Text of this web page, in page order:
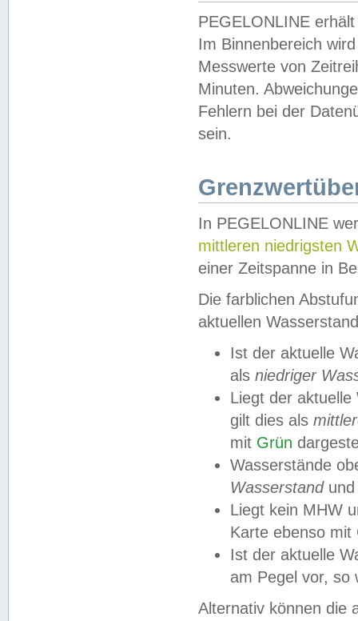
PEGELONLINE
Im Binnenbereich
Messwerte von
Minuten.
Fehlern bei der
sein.
In PEGELONLINE
mittleren niedrigsten
einer Zeitspanne in
Die farblichen
aktuellen
Ist der aktuelle
als niedriger
Liegt der
gilt dies als
mit Grün
Wasserstände
Wasserstandund
Liegt kein MHW
Karte ebenso mit
Ist der aktuelle
am Pegel vor,
Alternativ können die